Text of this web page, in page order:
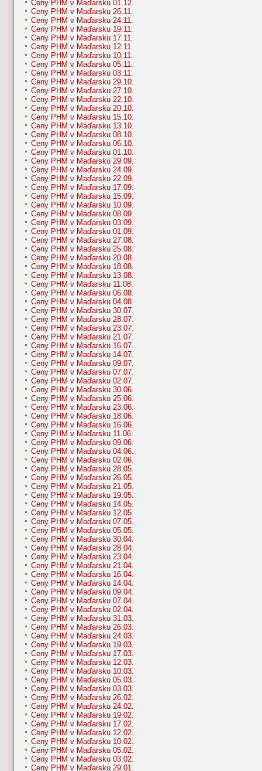
Ceny PHM v Maďarsku 01.12.
Ceny PHM v Maďarsku 26.11.
Ceny PHM v Maďarsku 24.11.
Ceny PHM v Maďarsku 19.11.
Ceny PHM v Maďarsku 17.11.
Ceny PHM v Maďarsku 12.11.
Ceny PHM v Maďarsku 10.11.
Ceny PHM v Maďarsku 05.11.
Ceny PHM v Maďarsku 03.11.
Ceny PHM v Maďarsku 29.10.
Ceny PHM v Maďarsku 27.10.
Ceny PHM v Maďarsku 22.10.
Ceny PHM v Maďarsku 20.10.
Ceny PHM v Maďarsku 15.10.
Ceny PHM v Maďarsku 13.10.
Ceny PHM v Maďarsku 08.10.
Ceny PHM v Maďarsku 06.10.
Ceny PHM v Maďarsku 01.10.
Ceny PHM v Maďarsku 29.09.
Ceny PHM v Maďarsku 24.09.
Ceny PHM v Maďarsku 22.09.
Ceny PHM v Maďarsku 17.09.
Ceny PHM v Maďarsku 15.09.
Ceny PHM v Maďarsku 10.09.
Ceny PHM v Maďarsku 08.09.
Ceny PHM v Maďarsku 03.09.
Ceny PHM v Maďarsku 01.09.
Ceny PHM v Maďarsku 27.08.
Ceny PHM v Maďarsku 25.08.
Ceny PHM v Maďarsku 20.08.
Ceny PHM v Maďarsku 18.08.
Ceny PHM v Maďarsku 13.08.
Ceny PHM v Maďarsku 11.08.
Ceny PHM v Maďarsku 06.08.
Ceny PHM v Maďarsku 04.08.
Ceny PHM v Maďarsku 30.07.
Ceny PHM v Maďarsku 28.07.
Ceny PHM v Maďarsku 23.07.
Ceny PHM v Maďarsku 21.07.
Ceny PHM v Maďarsku 16.07.
Ceny PHM v Maďarsku 14.07.
Ceny PHM v Maďarsku 09.07.
Ceny PHM v Maďarsku 07.07.
Ceny PHM v Maďarsku 02.07.
Ceny PHM v Maďarsku 30.06.
Ceny PHM v Maďarsku 25.06.
Ceny PHM v Maďarsku 23.06.
Ceny PHM v Maďarsku 18.06.
Ceny PHM v Maďarsku 16.06.
Ceny PHM v Maďarsku 11.06.
Ceny PHM v Maďarsku 09.06.
Ceny PHM v Maďarsku 04.06.
Ceny PHM v Maďarsku 02.06.
Ceny PHM v Maďarsku 28.05.
Ceny PHM v Maďarsku 26.05.
Ceny PHM v Maďarsku 21.05.
Ceny PHM v Maďarsku 19.05.
Ceny PHM v Maďarsku 14.05.
Ceny PHM v Maďarsku 12.05.
Ceny PHM v Maďarsku 07.05.
Ceny PHM v Maďarsku 05.05.
Ceny PHM v Maďarsku 30.04.
Ceny PHM v Maďarsku 28.04.
Ceny PHM v Maďarsku 23.04.
Ceny PHM v Maďarsku 21.04.
Ceny PHM v Maďarsku 16.04.
Ceny PHM v Maďarsku 14.04.
Ceny PHM v Maďarsku 09.04.
Ceny PHM v Maďarsku 07.04.
Ceny PHM v Maďarsku 02.04.
Ceny PHM v Maďarsku 31.03.
Ceny PHM v Maďarsku 26.03.
Ceny PHM v Maďarsku 24.03.
Ceny PHM v Maďarsku 19.03.
Ceny PHM v Maďarsku 17.03.
Ceny PHM v Maďarsku 12.03.
Ceny PHM v Maďarsku 10.03.
Ceny PHM v Maďarsku 05.03.
Ceny PHM v Maďarsku 03.03.
Ceny PHM v Maďarsku 26.02.
Ceny PHM v Maďarsku 24.02.
Ceny PHM v Maďarsku 19.02.
Ceny PHM v Maďarsku 17.02.
Ceny PHM v Maďarsku 12.02.
Ceny PHM v Maďarsku 10.02.
Ceny PHM v Maďarsku 05.02.
Ceny PHM v Maďarsku 03.02.
Ceny PHM v Maďarsku 29.01.